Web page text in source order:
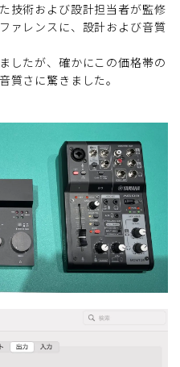
技術および設計担当者が監修
ァレンスに、設計および音質
したが、確かにこの価格帯の
質さに驚きました。